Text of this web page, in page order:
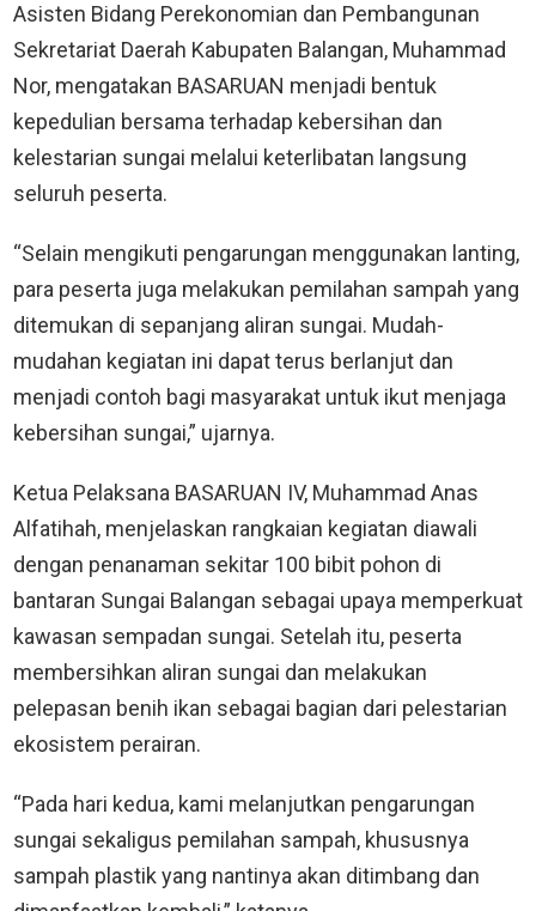
Asisten Bidang Perekonomian dan Pembangunan
Sekretariat Daerah Kabupaten Balangan, Muhammad
Nor, mengatakan BASARUAN menjadi bentuk
kepedulian bersama terhadap kebersihan dan
kelestarian sungai melalui keterlibatan langsung
seluruh peserta.
“Selain mengikuti pengarungan menggunakan lanting,
para peserta juga melakukan pemilahan sampah yang
ditemukan di sepanjang aliran sungai. Mudah-
mudahan kegiatan ini dapat terus berlanjut dan
menjadi contoh bagi masyarakat untuk ikut menjaga
kebersihan sungai,” ujarnya.
Ketua Pelaksana BASARUAN IV, Muhammad Anas
Alfatihah, menjelaskan rangkaian kegiatan diawali
dengan penanaman sekitar 100 bibit pohon di
bantaran Sungai Balangan sebagai upaya memperkuat
kawasan sempadan sungai. Setelah itu, peserta
membersihkan aliran sungai dan melakukan
pelepasan benih ikan sebagai bagian dari pelestarian
ekosistem perairan.
“Pada hari kedua, kami melanjutkan pengarungan
sungai sekaligus pemilahan sampah, khususnya
sampah plastik yang nantinya akan ditimbang dan